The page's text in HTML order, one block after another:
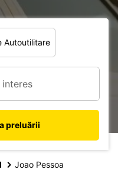
Autoutilitare
preluării
Joao Pessoa